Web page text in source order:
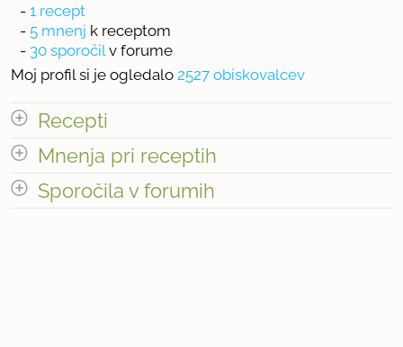
- 1 recept
- 5 mnenj k receptom
- 30 sporočil v forume
Moj profil si je ogledalo 2527 obiskovalcev
Recepti
Število receptov: 1
Mnenja pri receptih
odpri vse
Sporočila v forumih